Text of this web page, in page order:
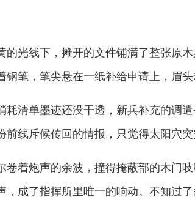
光线下，摊开的文件铺满了整张原木
笔，笔尖悬在一纸补给申请上，眉头
单墨迹还没干透，新兵补充的调遣
线斥候传回的情报，只觉得太阳穴突
着炮声的余波，撞得掩蔽部的木门吱
成了指挥所里唯一的响动。不知过了